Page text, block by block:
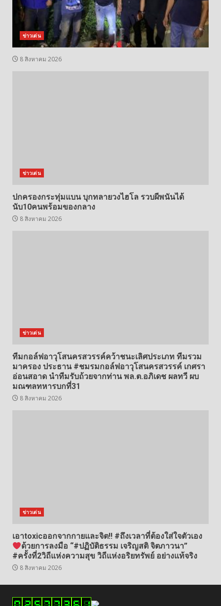
ข่าวเด่น
8 สิงหาคม 2026
ข่าวเด่น
ปกครองกระทุ่มแบน บุกทลายวงไฮโล รวบผีพนันได้
นับ10คนพร้อมของกลาง
8 สิงหาคม 2026
ข่าวเด่น
ทีมกอล์ฟอาวุโสนครสวรรค์คว้าชนะเลิศประเภท ทีมรวม
มาครอง ประธาน #ชมรมกอล์ฟอาวุโสนครสวรรค์ เกศรา
อ่อนสอาด นำทีมรับถ้วยจากท่าน พล.ต.อภิเดช ผลทวี ผบ
มณฑลทหารบกที่31
8 สิงหาคม 2026
ข่าวเด่น
เอาtoxicออกจากกายและจิต!! #ถึงเวลาที่ต้องใส่ใจตัวเอง
ด้วยการลงมือ “#ปฏิบัติธรรม เจริญสติ จิตภาวนา”
#ครั้งที่2วิถีแห่งความสุข วิถีแห่งอริยทรัพย์ อย่างแท้จริง
8 สิงหาคม 2026